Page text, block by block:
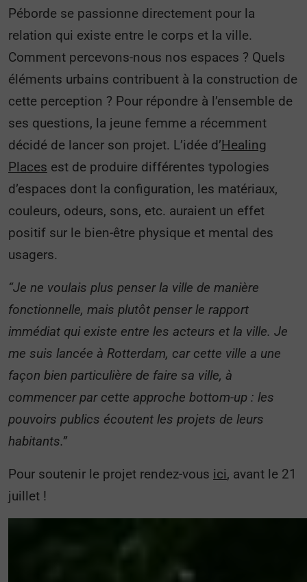
Péborde se passionne directement pour la
relation qui existe entre le corps et la ville.
Comment percevons-nous nos espaces ? Quels
éléments urbains contribuent à la construction de
cette perception ? Pour répondre à l’ensemble de
ses questions, la jeune femme a récemment
décidé de lancer son projet. L’idée d’Healing
Places est de produire différentes typologies
d’espaces dont la configuration, les matériaux,
couleurs, odeurs, sons, etc. auraient un effet
positif sur le bien-être physique et mental des
usagers.
“Je ne voulais plus penser la ville de manière
fonctionnelle, mais plutôt penser le rapport
immédiat qui existe entre les acteurs et la ville. Je
me suis lancée à Rotterdam, car cette ville a une
façon bien particulière de faire sa ville, à
commencer par cette approche bottom-up : les
pouvoirs publics écoutent les projets de leurs
habitants.”
Pour soutenir le projet rendez-vous ici, avant le 21
juillet !